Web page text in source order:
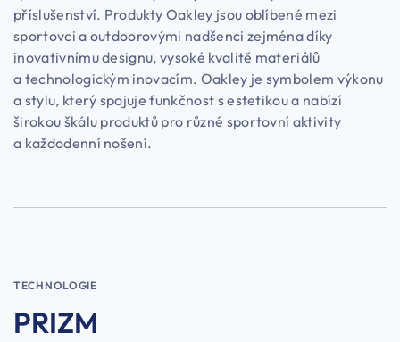
příslušenství. Produkty Oakley jsou oblíbené mezi
sportovci a outdoorovými nadšenci zejména díky
inovativnímu designu, vysoké kvalitě materiálů
a technologickým inovacím. Oakley je symbolem výkonu
a stylu, který spojuje funkčnost s estetikou a nabízí
širokou škálu produktů pro různé sportovní aktivity
a každodenní nošení.
TECHNOLOGIE
PRIZM